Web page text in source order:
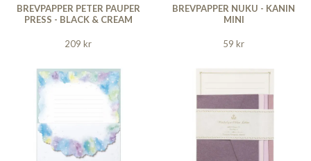
BREVPAPPER PETER PAUPER
PRESS - BLACK & CREAM
209 kr
BREVPAPPER NUKU - KANIN
MINI
59 kr